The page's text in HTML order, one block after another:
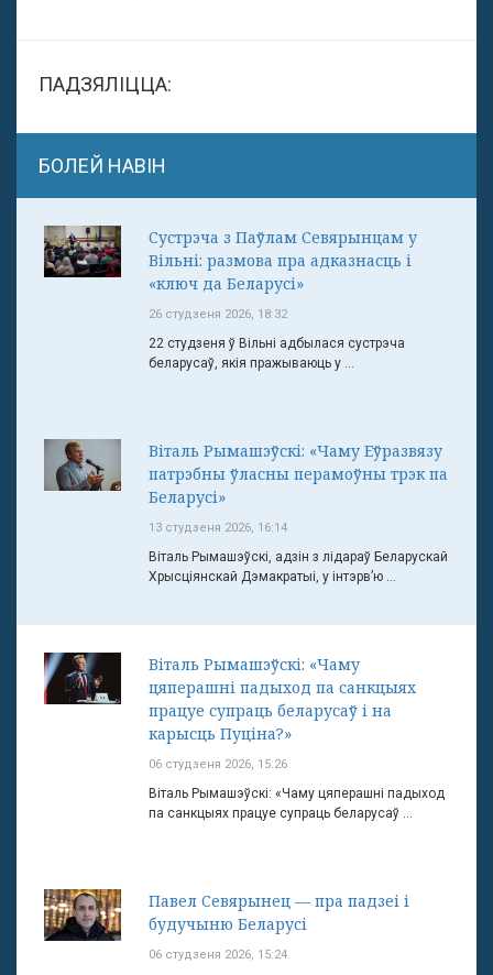
ПАДЗЯЛІЦЦА:
БОЛЕЙ НАВІН
Сустрэча з Паўлам Севярынцам у
Вільні: размова пра адказнасць і
«ключ да Беларусі»
26 студзеня 2026, 18:32
22 студзеня ў Вільні адбылася сустрэча
беларусаў, якія пражываюць у ...
Віталь Рымашэўскі: «Чаму Еўразвязу
патрэбны ўласны перамоўны трэк па
Беларусі»
13 студзеня 2026, 16:14
Віталь Рымашэўскі, адзін з лідараў Беларускай
Хрысціянскай Дэмакратыі, у інтэрв’ю ...
Віталь Рымашэўскі: «Чаму
цяперашні падыход па санкцыях
працуе супраць беларусаў і на
карысць Пуціна?»
06 студзеня 2026, 15:26
Віталь Рымашэўскі: «Чаму цяперашні падыход
па санкцыях працуе супраць беларусаў ...
Павел Севярынец — пра падзеі і
будучыню Беларусі
06 студзеня 2026, 15:24